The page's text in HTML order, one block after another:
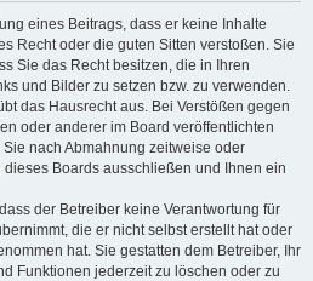
eines Beitrags, dass er keine Inhalte
Recht oder die guten Sitten verstoßen. Sie
Sie das Recht besitzen, die in Ihren
und Bilder zu setzen bzw. zu verwenden.
das Hausrecht aus. Bei Verstößen gegen
oder anderer im Board veröffentlichten
nach Abmahnung zeitweise oder
Boards ausschließen und Ihnen ein
der Betreiber keine Verantwortung für
die er nicht selbst erstellt hat oder
hat. Sie gestatten dem Betreiber, Ihr
Funktionen jederzeit zu löschen oder zu